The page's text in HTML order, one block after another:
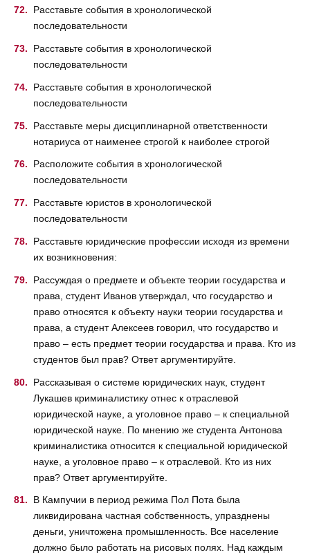
Расставьте события в хронологической
последовательности
Расставьте события в хронологической
последовательности
Расставьте события в хронологической
последовательности
Расставьте меры дисциплинарной ответственности
нотариуса от наименее строгой к наиболее строгой
Расположите события в хронологической
последовательности
Расставьте юристов в хронологической
последовательности
Расставьте юридические профессии исходя из времени
их возникновения:
Рассуждая о предмете и объекте теории государства и
права, студент Иванов утверждал, что государство и
право относятся к объекту науки теории государства и
права, а студент Алексеев говорил, что государство и
право – есть предмет теории государства и права. Кто из
студентов был прав? Ответ аргументируйте.
Рассказывая о системе юридических наук, студент
Лукашев криминалистику отнес к отраслевой
юридической науке, а уголовное право – к специальной
юридической науке. По мнению же студента Антонова
криминалистика относится к специальной юридической
науке, а уголовное право – к отраслевой. Кто из них
прав? Ответ аргументируйте.
В Кампучии в период режима Пол Пота была
ликвидирована частная собственность, упразднены
деньги, уничтожена промышленность. Все население
должно было работать на рисовых полях. Над каждым